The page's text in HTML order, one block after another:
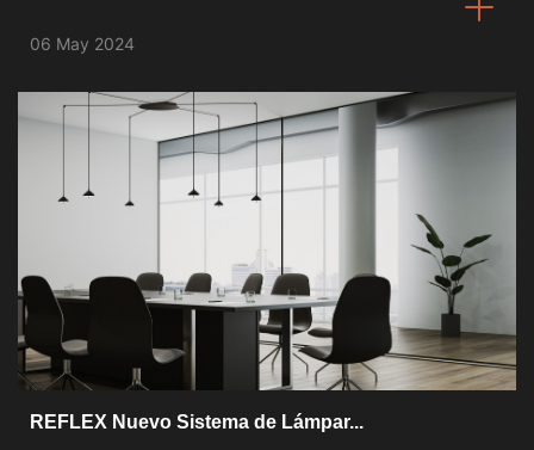
06 May 2024
REFLEX Nuevo Sistema de Lámpar...